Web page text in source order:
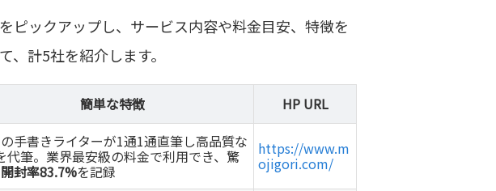
ピックアップし、サービス内容や料金目安、特徴を
計5社を紹介します。
簡単な特徴 HP URL
手書きライターが1通1通直筆し高品質な
代筆。業界最安級の料金で利用でき、驚
開封率83.7%を記録
https://www.m
ojigori.com/